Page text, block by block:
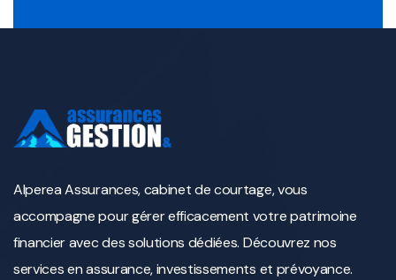
Alperea Assurances, cabinet de courtage, vous
accompagne pour gérer efficacement votre patrimoine
financier avec des solutions dédiées. Découvrez nos
services en assurance, investissements et prévoyance.